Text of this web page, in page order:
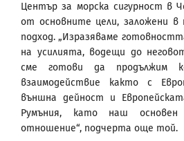
Център за морска сигурност в
от основните цели, заложени в
подход. „Изразяваме
на усилията, водещи до
сме готови да продължим
взаимодействие както с
външна дейност и
Румъния, като наш
отношение“, подчерта още той.